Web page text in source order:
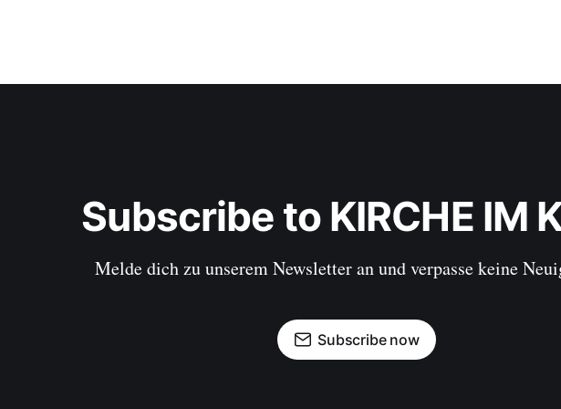
Subscribe to KIRCHE IM
Melde dich zu unserem Newsletter an und verpasse keine
Subscribe now